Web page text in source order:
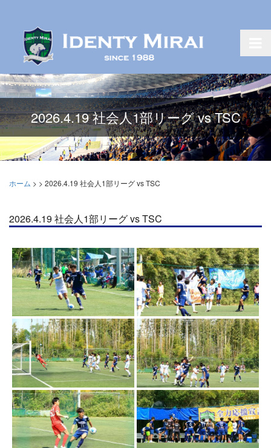
2026.4.19 社会人1部リーグ vs TSC
ホーム > > 2026.4.19 社会人1部リーグ vs TSC
2026.4.19 社会人1部リーグ vs TSC